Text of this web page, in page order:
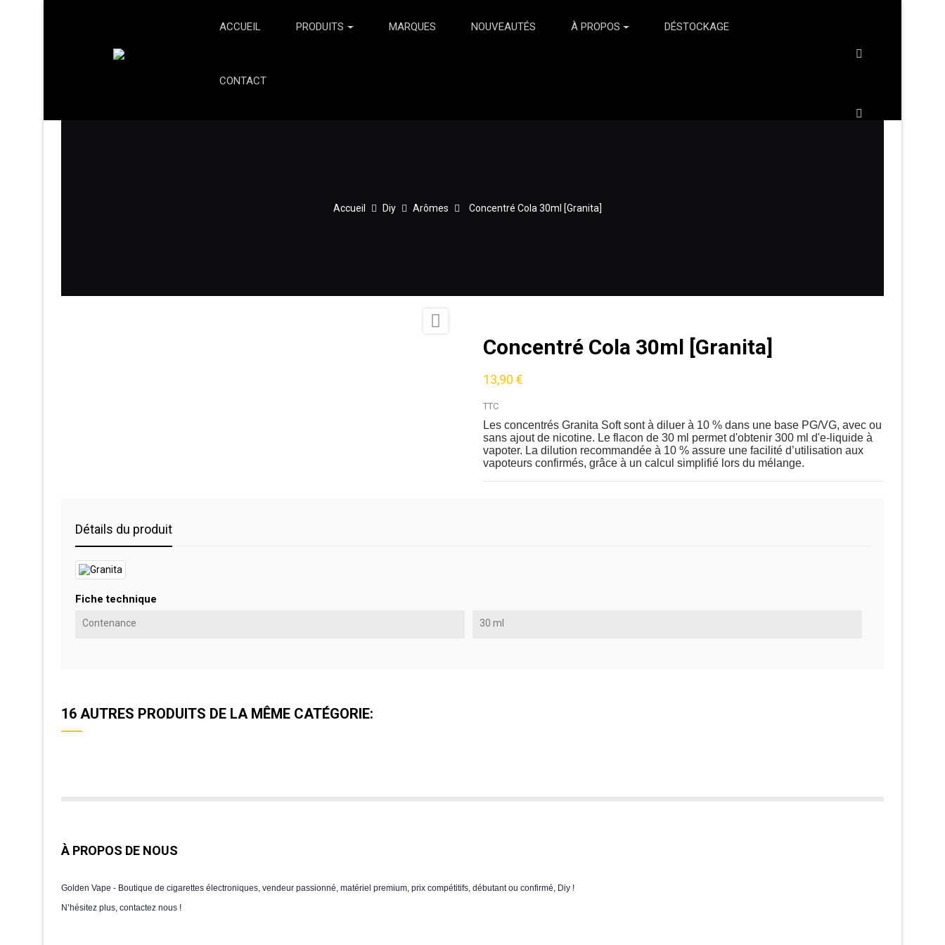
ACCUEIL PRODUITS MARQUES NOUVEAUTÉS À PROPOS DÉSTOCKAGE
CONTACT
Accueil Diy Arômes Concentré Cola 30ml [Granita]

Concentré Cola 30ml [Granita]
13,90 €
TTC
Les concentrés Granita Soft sont à diluer à 10 % dans une base PG/VG, avec ou
sans ajout de nicotine. Le flacon de 30 ml permet d'obtenir 300 ml d'e-liquide à
vapoter. La dilution recommandée à 10 % assure une facilité d’utilisation aux
vapoteurs confirmés, grâce à un calcul simplifié lors du mélange.
Détails du produit
Fiche technique
Contenance 30 ml
16 AUTRES PRODUITS DE LA MÊME CATÉGORIE:
À PROPOS DE NOUS
Golden Vape - Boutique de cigarettes électroniques, vendeur passionné, matériel premium, prix compétitifs, débutant ou confirmé, Diy !
N’hésitez plus, contactez nous !